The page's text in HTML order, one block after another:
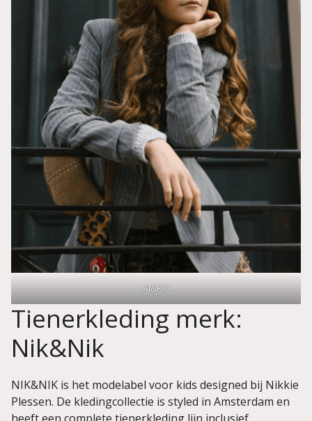
AI&KO
Tienerkleding merk:
Nik&Nik
NIK&NIK is het modelabel voor kids designed bij Nikkie
Plessen. De kledingcollectie is styled in Amsterdam en